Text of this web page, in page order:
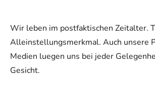
Wir leben im postfaktischen Zeitalter.
Alleinstellungsmerkmal. Auch unsere
Medien luegen uns bei jeder
Gesicht.